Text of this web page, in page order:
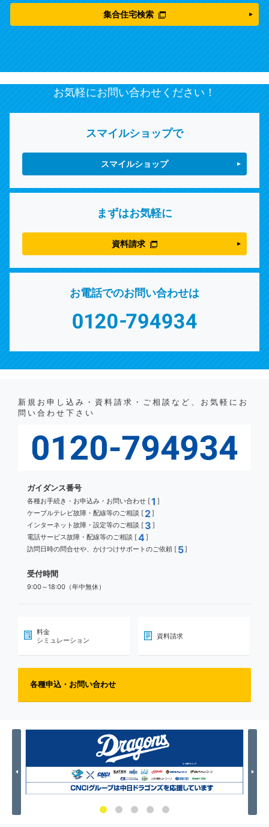
集合住宅検索
お気軽にお問い合わせください！
スマイルショップで
スマイルショップ
まずはお気軽に
資料請求
お電話でのお問い合わせは
新規お申し込み・資料請求・ご相談など、お気軽にお
問い合わせ下さい
ガイダンス番号
各種お手続き・お申込み・お問い合わせ [1 ]
ケーブルテレビ故障・配線等のご相談 [ 2]
インターネット故障・設定等のご相談 [ 3 ]
電話サービス故障・配線等のご相談 [4]
訪問日時の問合せや、かけつけサポートのご依頼 [ 5]
受付時間
9:00～18:00（年中無休）
料金
シミュレーション
資料請求
各種申込・お問い合わせ
Previous Next